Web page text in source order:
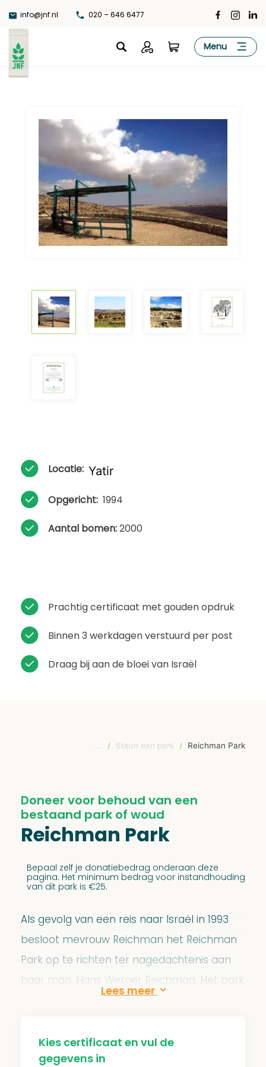
naar
de
inhoud
info@jnf.nl 020 – 646 6477
JNF Menu
Locatie: Yatir
Opgericht: 1994
Aantal bomen:2000
Prachtig certificaat met gouden opdruk
Binnen 3 werkdagen verstuurd per post
Draag bij aan de bloei van Israël
/ Steun een park / Reichman Park
Doneer voor behoud van een
bestaand park of woud
Reichman Park
Bepaal zelf je donatiebedrag onderaan deze
pagina. Het minimum bedrag voor instandhouding
van dit park is €25.
Als gevolg van een reis naar Israël in 1993
besloot mevrouw Reichman het Reichman
Park op te richten ter nagedachtenis aan
haar man, Hans Werner Reichman. Het park
De bomen dragen bij aan het tegengaan
Kies certificaat en vul de
gegevens in